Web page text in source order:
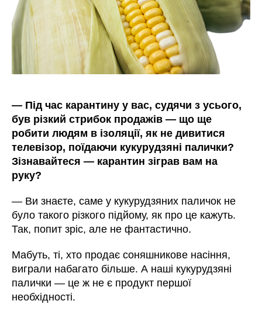
— Під час карантину у вас, судячи з усього,
був різкий стрибок продажів— що ще
робити людям в ізоляції, як не дивитися
телевізор, поїдаючи кукурудзяні палички?
Зізнавайтеся— карантин зіграв вам на
руку?
— Ви знаєте, саме у кукурудзяних паличок не
було такого різкого підйому, як про це кажуть.
Так, попит зріс, але не фантастично.
Мабуть, ті, хто продає соняшникове насіння,
виграли набагато більше. А наші кукурудзяні
палички— це ж не є продукт першої
необхідності.